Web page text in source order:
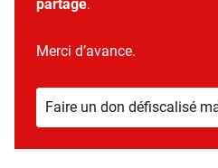
partage.
Merci d’avance.
Faire un don défiscalisé